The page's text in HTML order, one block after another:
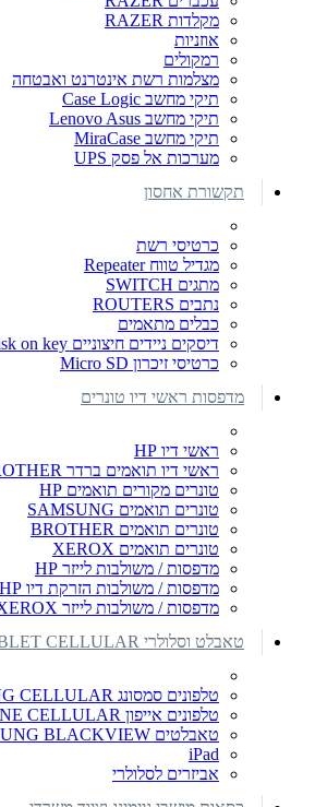
מקלדות RAZER
אוזניות
רמקולים
מצלמות רשת אינטרנט ואבטחה
תיקי מחשב Case Logic
תיקי מחשב Lenovo Asus
תיקי מחשב MiraCase
מערכות אל פסק UPS
תקשורת אחסון
כרטיסי רשת
מגדיל טווח Repeater
מתגים SWITCH
נתבים ROUTERS
כבלים מתאמים
דיסקים ניידים חיצוניים Disk on key
כרטיסי זיכרון Micro SD
מדפסות ראשי דיו טונרים
ראשי דיו HP
ראשי דיו תואמים ברדר BROTHER
טונרים מקורים תואמים HP
טונרים תואמים SAMSUNG
טונרים תואמים BROTHER
טונרים תואמים XEROX
מדפסות / משולבות לייזר HP
מדפסות / משולבות הזרקת דיו HP
מדפסות / משולבות לייזר XEROX
טאבלט וסלולרי TABLET CELLULAR
טלפונים סמסונג SAMSUNG CELLULAR
טלפונים אייפון iPHONE CELLULAR
טאבלטים TABLET SAMSUNG BLACKVIEW
iPad
אביזרים לסלולרי